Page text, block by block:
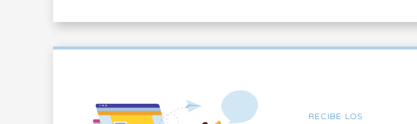
RECIBE LOS